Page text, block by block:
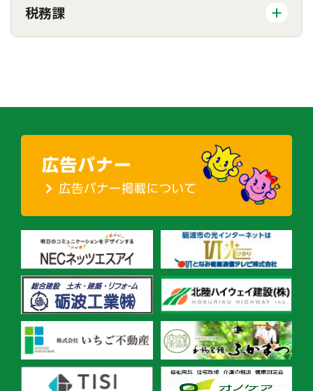
税務課